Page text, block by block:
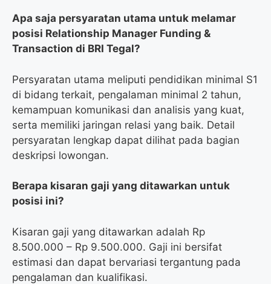
Apa saja persyaratan utama untuk melamar
posisi Relationship Manager Funding &
Transaction di BRI Tegal?
Persyaratan utama meliputi pendidikan minimal S1
di bidang terkait, pengalaman minimal 2 tahun,
kemampuan komunikasi dan analisis yang kuat,
serta memiliki jaringan relasi yang baik. Detail
persyaratan lengkap dapat dilihat pada bagian
deskripsi lowongan.
Berapa kisaran gaji yang ditawarkan untuk
posisi ini?
Kisaran gaji yang ditawarkan adalah Rp
8.500.000 – Rp 9.500.000. Gaji ini bersifat
estimasi dan dapat bervariasi tergantung pada
pengalaman dan kualifikasi.